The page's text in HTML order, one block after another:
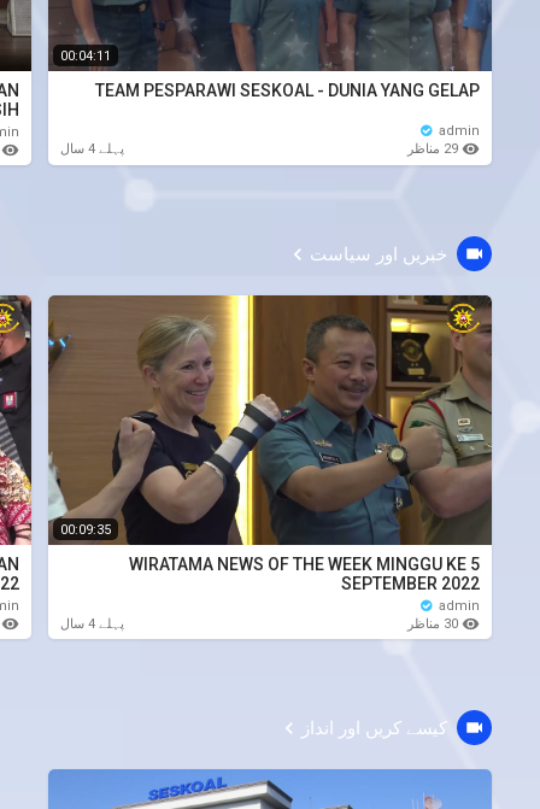
00:04:11
TEAM PESPARAWI SESKOAL - DUNIA YANG GELAP
admin
پہلے 4 سال
خبریں اور سیاست
00:09:35
WIRATAMA NEWS OF THE WEEK MINGGU KE 5
SEPTEMBER 2022
admin
پہلے 4 سال
کیسے کریں اور انداز